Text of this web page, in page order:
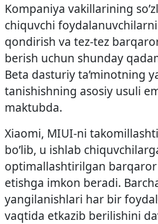
Kompaniya vakillarining
chiquvchi
qondirish va tez-tez
berish uchun shunday
Beta dasturiy ta’minotning
tanishishning asosiy usuli
maktubda.
Xiaomi, MIUI-ni
bo’lib, u ishlab
optimallashtirilgan
etishga imkon beradi.
yangilanishlari har bir
vaqtida etkazib berilishini